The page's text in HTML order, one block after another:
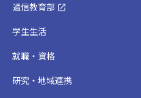
通信教育部
学生生活
就職・資格
研究・地域連携